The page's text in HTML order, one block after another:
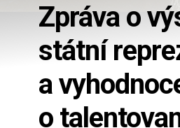
Zpráva o
státní
a
o